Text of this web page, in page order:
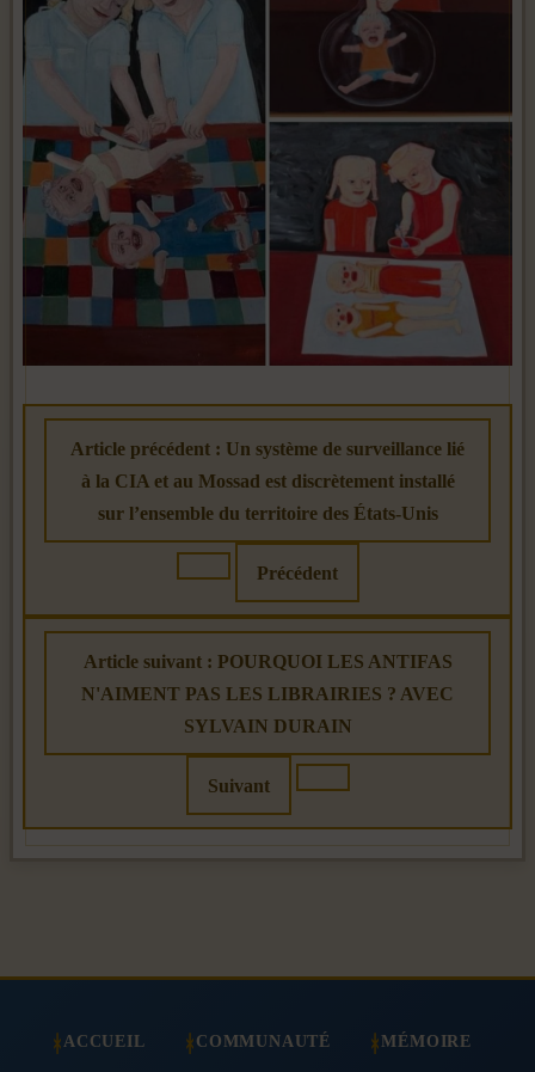
Article précédent : Un système de surveillance lié
à la CIA et au Mossad est discrètement installé
sur l’ensemble du territoire des États-Unis
Précédent
Article suivant : POURQUOI LES ANTIFAS
N'AIMENT PAS LES LIBRAIRIES ? AVEC
SYLVAIN DURAIN
Suivant
ACCUEIL COMMUNAUTÉ MÉMOIRE